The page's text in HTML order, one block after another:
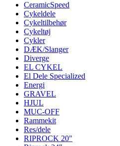
CeramicSpeed
Cykeldele
Cykeltilbehør
Cykeltøj
Cykler
DÆK/Slanger
Diverge
EL CYKEL
El Dele Specialized
Energi
GRAVEL
HJUL
MUC-OFF
Rammekit
Res/dele
RIPROCK 20"